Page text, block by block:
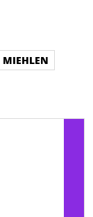
MIEHLEN